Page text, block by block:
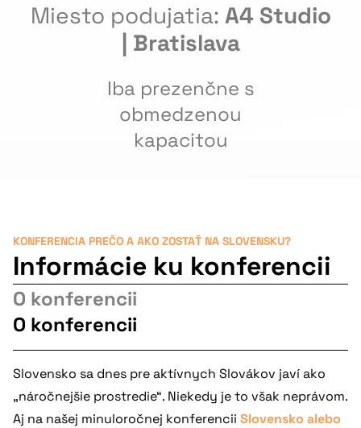
Miesto podujatia: A4 Studio
| Bratislava
Iba prezenčne s
obmedzenou
kapacitou
KONFERENCIA PREČO A AKO ZOSTAŤ NA SLOVENSKU?
Informácie ku konferencii
O konferencii
O konferencii
Slovensko sa dnes pre aktívnych Slovákov javí ako
„náročnejšie prostredie“. Niekedy je to však neprávom.
Aj na našej minuloročnej konferencii Slovensko alebo